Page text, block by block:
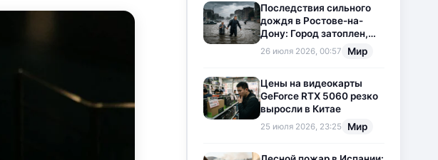
Последствия сильного
дождя в Ростове-на-
Дону: Город затоплен,
свет отключен
26 июля 2026, 00:57 Мир
Цены на видеокарты
GeForce RTX 5060 резко
выросли в Китае
25 июля 2026, 23:25 Мир